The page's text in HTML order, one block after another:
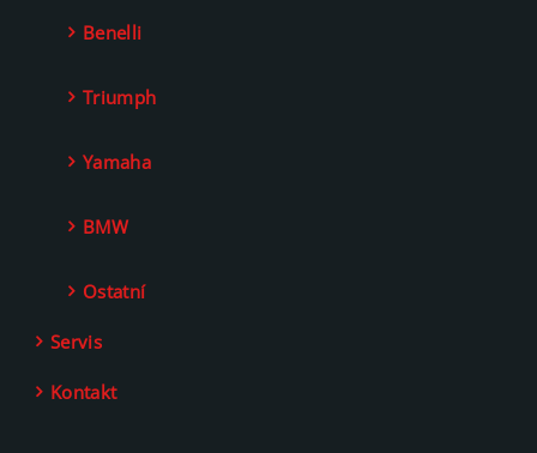
Benelli
Triumph
Yamaha
BMW
Ostatní
Servis
Kontakt